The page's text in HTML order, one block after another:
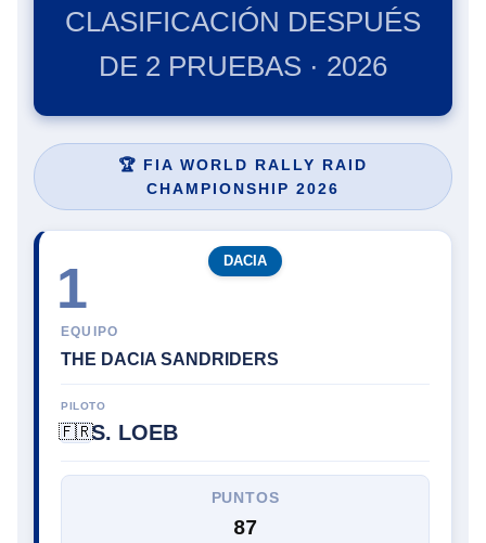
CLASIFICACIÓN DESPUÉS
DE 2 PRUEBAS · 2026
🏆 FIA WORLD RALLY RAID
CHAMPIONSHIP 2026
1
EQUIPO
THE DACIA SANDRIDERS
DACIA
PILOTO
🇫🇷S. LOEB
PUNTOS
87